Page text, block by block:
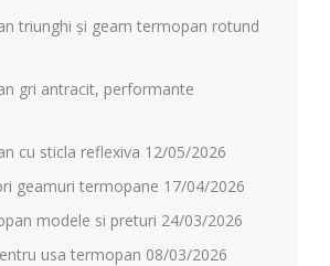
triunghi și geam termopan rotund
gri antracit, performante
cu sticla reflexiva 12/05/2026
geamuri termopane 17/04/2026
modele si preturi 24/03/2026
usa termopan 08/03/2026